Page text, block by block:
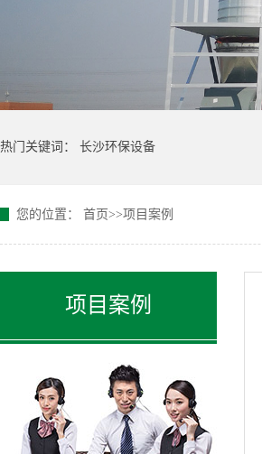
热门关键词： 长沙环保设备
您的位置： 首页>>项目案例
项目案例